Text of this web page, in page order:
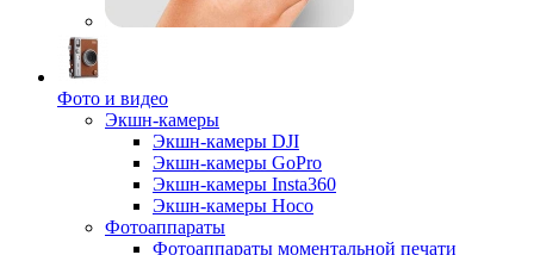
Фото и видео
Экшн-камеры
Экшн-камеры DJI
Экшн-камеры GoPro
Экшн-камеры Insta360
Экшн-камеры Hoco
Фотоаппараты
Фотоаппараты моментальной печати